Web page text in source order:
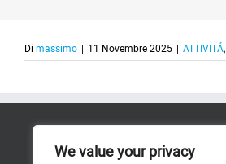
We value your privacy
Di massimo 11 Novembre 2025 ATTIVITÁ,